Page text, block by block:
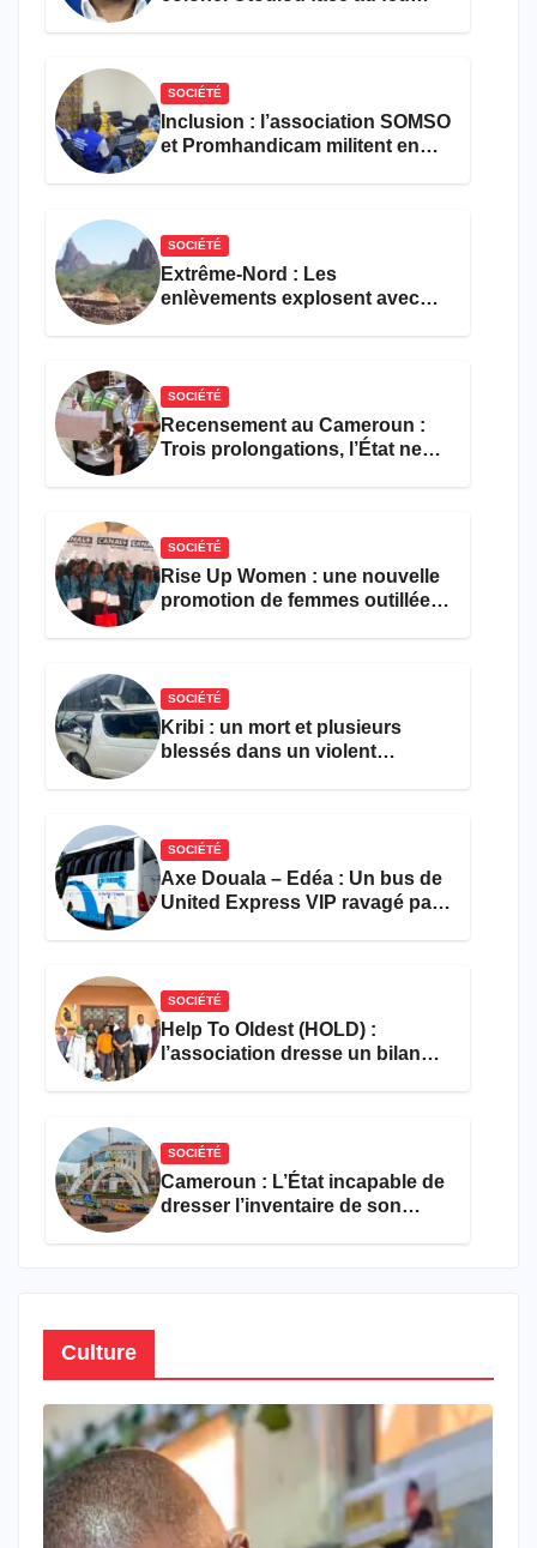
SOCIÉTÉ
Inclusion : l’association SOMSO
et Promhandicam militent en
SOCIÉTÉ
Extrême-Nord : Les
enlèvements explosent avec
SOCIÉTÉ
Recensement au Cameroun :
Trois prolongations, l’État ne
SOCIÉTÉ
Rise Up Women : une nouvelle
promotion de femmes outillées
SOCIÉTÉ
Kribi : un mort et plusieurs
blessés dans un violent
SOCIÉTÉ
Axe Douala – Edéa : Un bus de
United Express VIP ravagé par
SOCIÉTÉ
Help To Oldest (HOLD) :
l’association dresse un bilan
SOCIÉTÉ
Cameroun : L’État incapable de
dresser l’inventaire de son
Culture